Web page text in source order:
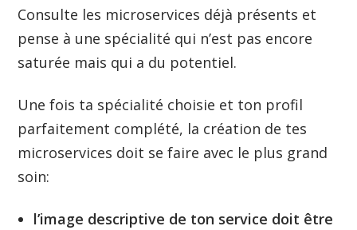
Consulte les microservices déjà présents et
pense à une spécialité qui n’est pas encore
saturée mais qui a du potentiel.
Une fois ta spécialité choisie et ton profil
parfaitement complété, la création de tes
microservices doit se faire avec le plus grand
soin:
l’image descriptive de ton service doit être